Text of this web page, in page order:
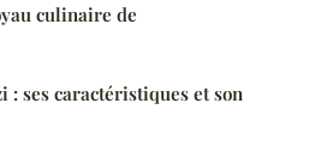
culinaire de
: ses caractéristiques et son